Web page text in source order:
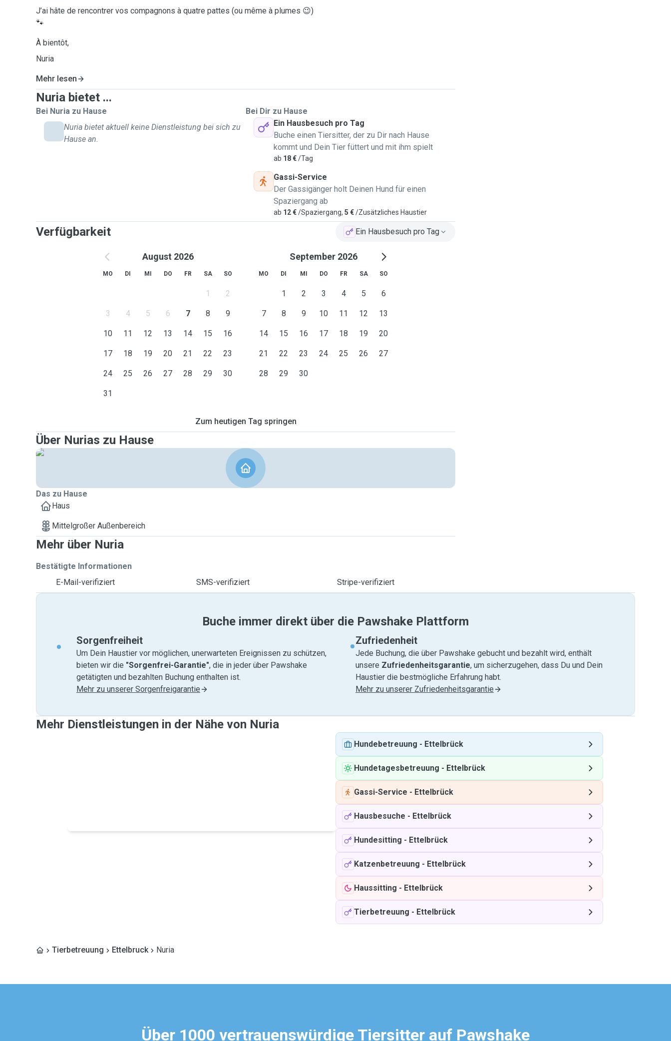
J’ai hâte de rencontrer vos compagnons à quatre pattes (ou même à plumes 😉)
🐾
À bientôt,
Nuria
Mehr lesen
Nuria bietet ...
Bei Nuria zu Hause
Nuria bietet aktuell keine Dienstleistung bei sich zu
Hause an.
Bei Dir zu Hause
Ein Hausbesuch pro Tag
Buche einen Tiersitter, der zu Dir nach Hause
kommt und Dein Tier füttert und mit ihm spielt
ab 18 €/Tag
Gassi-Service
Der Gassigänger holt Deinen Hund für einen
Spaziergang ab
ab 12 €/Spaziergang, 5 €/Zusätzliches Haustier
Verfügbarkeit Ein Hausbesuch pro Tag
August 2026
MO DI MI DO FR SA SO
1 2
3 4 5 6 7 8 9
10 11 12 13 14 15 16
17 18 19 20 21 22 23
24 25 26 27 28 29 30
31
September 2026
MO DI MI DO FR SA SO
1 2 3 4 5 6
7 8 9 10 11 12 13
14 15 16 17 18 19 20
21 22 23 24 25 26 27
28 29 30
Zum heutigen Tag springen
Über Nurias zu Hause
Das zu Hause
Haus
Mittelgroßer Außenbereich
Mehr über Nuria
Bestätigte Informationen
E-Mail-verifiziert
SMS-verifiziert Stripe-verifiziert
Buche immer direkt über die Pawshake Plattform
Sorgenfreiheit
Um Dein Haustier vor möglichen, unerwarteten Ereignissen zu schützen,
bieten wir die "Sorgenfrei-Garantie", die in jeder über Pawshake
getätigten und bezahlten Buchung enthalten ist.
Mehr zu unserer Sorgenfreigarantie
Zufriedenheit
Jede Buchung, die über Pawshake gebucht und bezahlt wird, enthält
unsere Zufriedenheitsgarantie, um sicherzugehen, dass Du und Dein
Haustier die bestmögliche Erfahrung habt.
Mehr zu unserer Zufriedenheitsgarantie
Mehr Dienstleistungen in der Nähe von Nuria
Hundebetreuung - Ettelbrück
Hundetagesbetreuung - Ettelbrück
Gassi-Service - Ettelbrück
Hausbesuche - Ettelbrück
Hundesitting - Ettelbrück
Katzenbetreuung - Ettelbrück
Haussitting - Ettelbrück
Tierbetreuung - Ettelbrück
Tierbetreuung Ettelbruck Nuria
Über 1000 vertrauenswürdige Tiersitter auf Pawshake